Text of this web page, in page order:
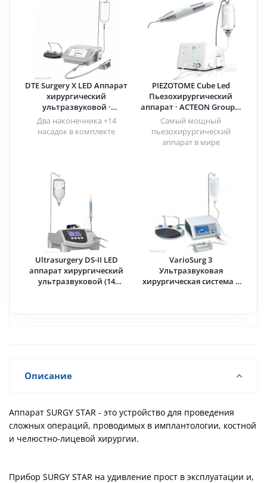
DTE Surgery X LED Аппарат
хирургический
ультразвуковой ·
Woodpecker (Китай)
Два наконечника +14
насадок в комплекте
PIEZOTOME Cube Led
Пьезохирургический
аппарат · ACTEON Group |
Satelec
Самый мощный
пьезохирургический
аппарат в мире
Ultrasurgery DS-II LED
аппарат хирургический
ультразвуковой (14
VarioSurg 3
Ультразвуковая
хирургическая система c
Описание
Аппарат SURGY STAR - это устройство для проведения
сложных операций, проводимых в имплантологии, костной
и челюстно-лицевой хирургии.
Прибор SURGY STAR на удивление прост в эксплуатации и,